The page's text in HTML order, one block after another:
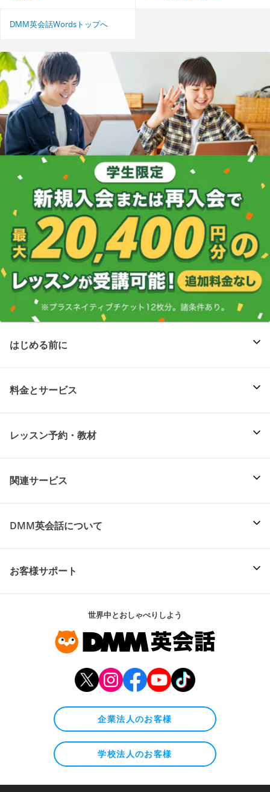
DMM英会話Wordsトップへ
はじめる前に
料金とサービス
レッスン予約・教材
関連サービス
DMM英会話について
お客様サポート
世界中とおしゃべりしよう
企業法人のお客様
学校法人のお客様